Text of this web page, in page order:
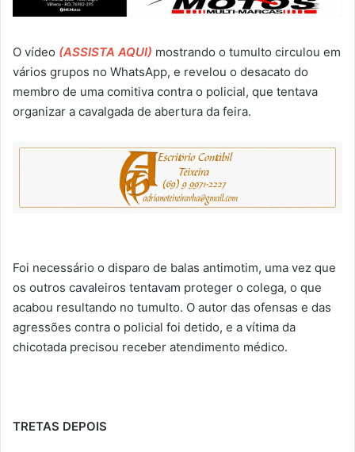
O vídeo (ASSISTA AQUI) mostrando o tumulto circulou em
vários grupos no WhatsApp, e revelou o desacato do
membro de uma comitiva contra o policial, que tentava
organizar a cavalgada de abertura da feira.
Foi necessário o disparo de balas antimotim, uma vez que
os outros cavaleiros tentavam proteger o colega, o que
acabou resultando no tumulto. O autor das ofensas e das
agressões contra o policial foi detido, e a vítima da
chicotada precisou receber atendimento médico.
TRETAS DEPOIS